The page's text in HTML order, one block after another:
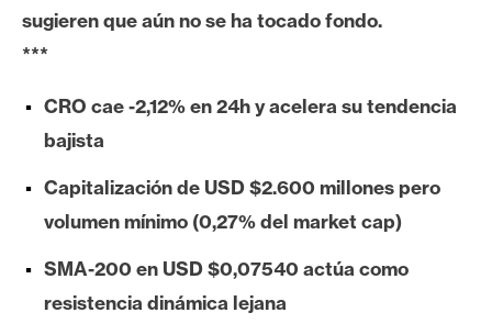
t
h
r
e
m
sugieren que aún no se ha tocado fondo.
***
CRO cae -2,12% en 24h y acelera su tendencia
bajista
Capitalización de USD $2.600 millones pero
volumen mínimo (0,27% del market cap)
SMA-200 en USD $0,07540 actúa como
resistencia dinámica lejana